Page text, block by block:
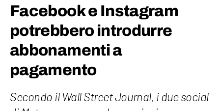
Facebook e Instagram
potrebbero introdurre
abbonamenti a
pagamento
Secondo il Wall Street Journal, i due social